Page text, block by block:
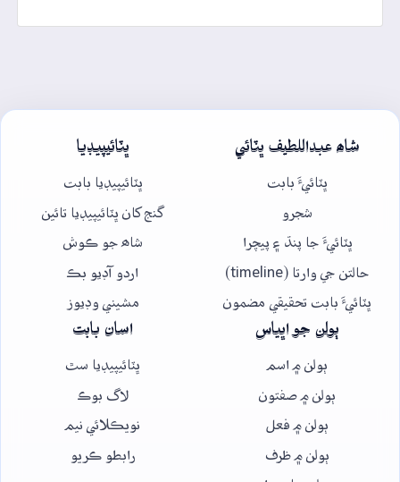
شاھ عبداللطيف ڀٽائي
ڀٽائيءَ بابت
شجرو
ڀٽائيءَ جا پنڌ ۽ پيچرا
حالتن جي وارتا (timeline)
ڀٽائيءَ بابت تحقيقي مضمون
ڀٽائيپيڊيا
ڀٽائيپيڊيا بابت
گنج کان ڀٽائيپيڊيا تائين
شاھ جو ڪوش
اردو آڊيو بڪ
مشيني وڊيوز
ٻولن جو اڀياس
ٻولن ۾ اسم
ٻولن ۾ صفتون
ٻولن ۾ فعل
ٻولن ۾ ظرف
اسان بابت
ڀٽائيپيڊيا سٿ
لاگ بوڪ
نويڪلائي نيم
رابطو ڪريو